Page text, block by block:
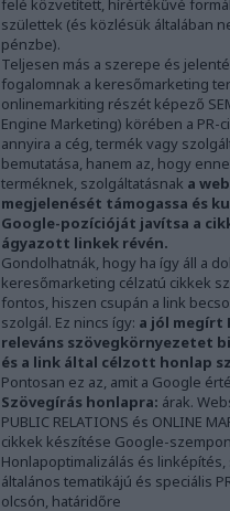
felé közvetített, hírértékűvé
születtek (és közlésük általában
pénzbe).
Teljesen más a szerepe és
fogalomnak a keresőmarketing
onlinemarkiting részét képező
Engine Marketing) körében a PR-
annyira a cég, termék vagy
bemutatása, hanem az, hogy
terméknek, szolgáltatásnak a
megjelenését támogassa és
Google-pozícióját javítsa a
ágyazott linkek révén.
Gondolhatnák, hogy ha így áll a
keresőmarketing célzatú cikkek
fontos, hiszen csupán a link
szolgál. Ez nincs így: a jól megírt
releváns szövegkörnyezetet
és a link által célzott honlap
Pontosan ez az, amit a Google
Szövegírás honlapra: árak.
PUBLIC RELATIONS és ONLINE
cikkek készítése Google-
Honlapoptimalizálás és linképítés,
általános tematikájú és speciális
olcsón, határidőre